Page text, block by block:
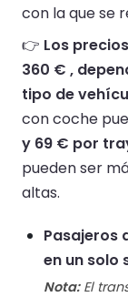
con la que se
👉 Los
360 € ,
tipo de
con coche
y 69 € por
pueden ser
altas.
Pasajeros
en un solo
Nota:El